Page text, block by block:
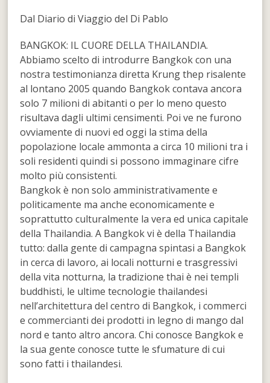
Dal Diario di Viaggio del Di Pablo
BANGKOK: IL CUORE DELLA THAILANDIA.
Abbiamo scelto di introdurre Bangkok con una
nostra testimonianza diretta Krung thep risalente
al lontano 2005 quando Bangkok contava ancora
solo 7 milioni di abitanti o per lo meno questo
risultava dagli ultimi censimenti. Poi ve ne furono
ovviamente di nuovi ed oggi la stima della
popolazione locale ammonta a circa 10 milioni tra i
soli residenti quindi si possono immaginare cifre
molto più consistenti.
Bangkok è non solo amministrativamente e
politicamente ma anche economicamente e
soprattutto culturalmente la vera ed unica capitale
della Thailandia. A Bangkok vi è della Thailandia
tutto: dalla gente di campagna spintasi a Bangkok
in cerca di lavoro, ai locali notturni e trasgressivi
della vita notturna, la tradizione thai è nei templi
buddhisti, le ultime tecnologie thailandesi
nell’architettura del centro di Bangkok, i commerci
e commercianti dei prodotti in legno di mango dal
nord e tanto altro ancora. Chi conosce Bangkok e
la sua gente conosce tutte le sfumature di cui
sono fatti i thailandesi.